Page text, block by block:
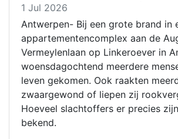
1 Jul 2026
Antwerpen- Bij een grote brand in
appartementencomplex aan de
Vermeylenlaan op Linkeroever in
woensdagochtend meerdere
leven gekomen. Ook raakten
zwaargewond of liepen zij
Hoeveel slachtoffers er precies
bekend.